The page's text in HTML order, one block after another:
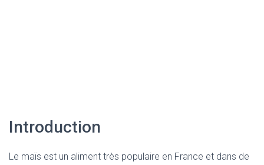
Introduction
Le maïs est un aliment très populaire en France et dans de